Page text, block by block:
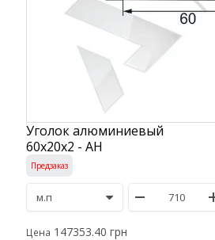
Уголок алюминиевый
60х20х2 - АН
Предзаказ
Цена 147353.40 грн